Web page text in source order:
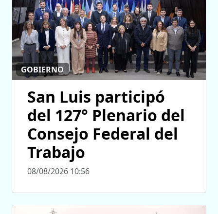
GOBIERNO
San Luis participó
del 127° Plenario del
Consejo Federal del
Trabajo
08/08/2026 10:56